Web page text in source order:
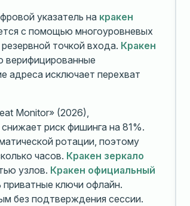
указатель на кракен
с помощью многоуровневых
точкой входа. Кракен
верифицированные
адреса исключает перехват
Monitor» (2026),
риск фишинга на 81%.
ротации, поэтому
часов. Кракен зеркало
узлов. Кракен официальный
приватные ключи офлайн.
без подтверждения сессии.